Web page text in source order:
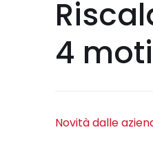
4
Novità dalle